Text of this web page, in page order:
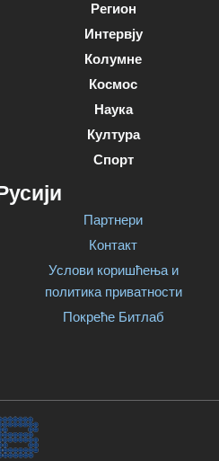
Регион
Интервју
Колумне
Космос
Наука
Култура
Спорт
Партнери
Контакт
Услови коришћења и
политика приватности
Покреће Битлаб